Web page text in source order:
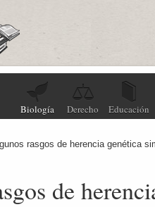
Biología Derecho Educación
rasgos de herencia genética
de